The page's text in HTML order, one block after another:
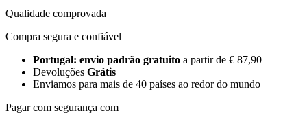
Qualidade comprovada
Compra segura e confiável
Portugal: envio padrão gratuito a partir de € 87,90
Devoluções Grátis
Enviamos para mais de 40 países ao redor do mundo
Pagar com segurança com